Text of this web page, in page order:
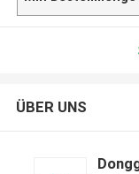
ÜBER UNS